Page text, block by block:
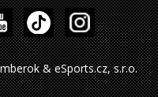
& eSports.cz, s.r.o.